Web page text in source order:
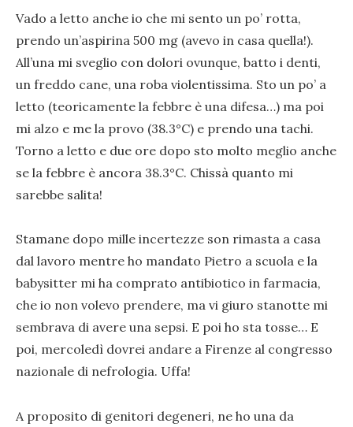
Vado a letto anche io che mi sento un po’ rotta,
prendo un’aspirina 500 mg (avevo in casa quella!).
All’una mi sveglio con dolori ovunque, batto i denti,
un freddo cane, una roba violentissima. Sto un po’ a
letto (teoricamente la febbre è una difesa…) ma poi
mi alzo e me la provo (38.3°C) e prendo una tachi.
Torno a letto e due ore dopo sto molto meglio anche
se la febbre è ancora 38.3°C. Chissà quanto mi
sarebbe salita!
Stamane dopo mille incertezze son rimasta a casa
dal lavoro mentre ho mandato Pietro a scuola e la
babysitter mi ha comprato antibiotico in farmacia,
che io non volevo prendere, ma vi giuro stanotte mi
sembrava di avere una sepsi. E poi ho sta tosse… E
poi, mercoledì dovrei andare a Firenze al congresso
nazionale di nefrologia. Uffa!
A proposito di genitori degeneri, ne ho una da